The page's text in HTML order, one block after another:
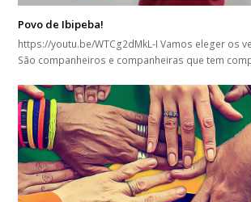
Povo de Ibipeba!
https://youtu.be/WTCg2dMkL-I Vamos eleger os
São companheiros e companheiras que tem